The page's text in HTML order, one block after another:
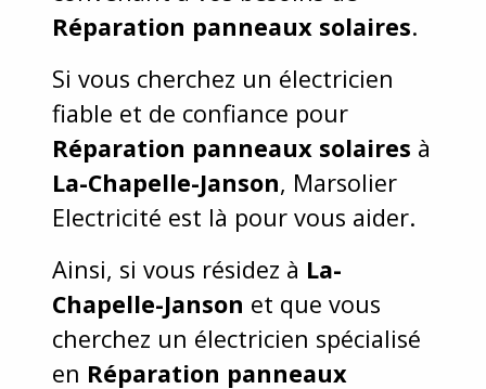
Réparation panneaux solaires.
Si vous cherchez un électricien
fiable et de confiance pour
Réparation panneaux solaires à
La-Chapelle-Janson, Marsolier
Electricité est là pour vous aider.
Ainsi, si vous résidez à La-
Chapelle-Janson et que vous
cherchez un électricien spécialisé
en Réparation panneaux